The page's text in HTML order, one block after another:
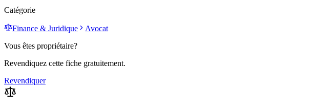
Catégorie
Finance & Juridique
Avocat
Vous êtes propriétaire?
Revendiquez cette fiche gratuitement.
Revendiquer